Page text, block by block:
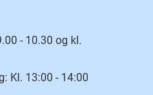
- 10.30 og kl.
Kl. 13:00 - 14:00